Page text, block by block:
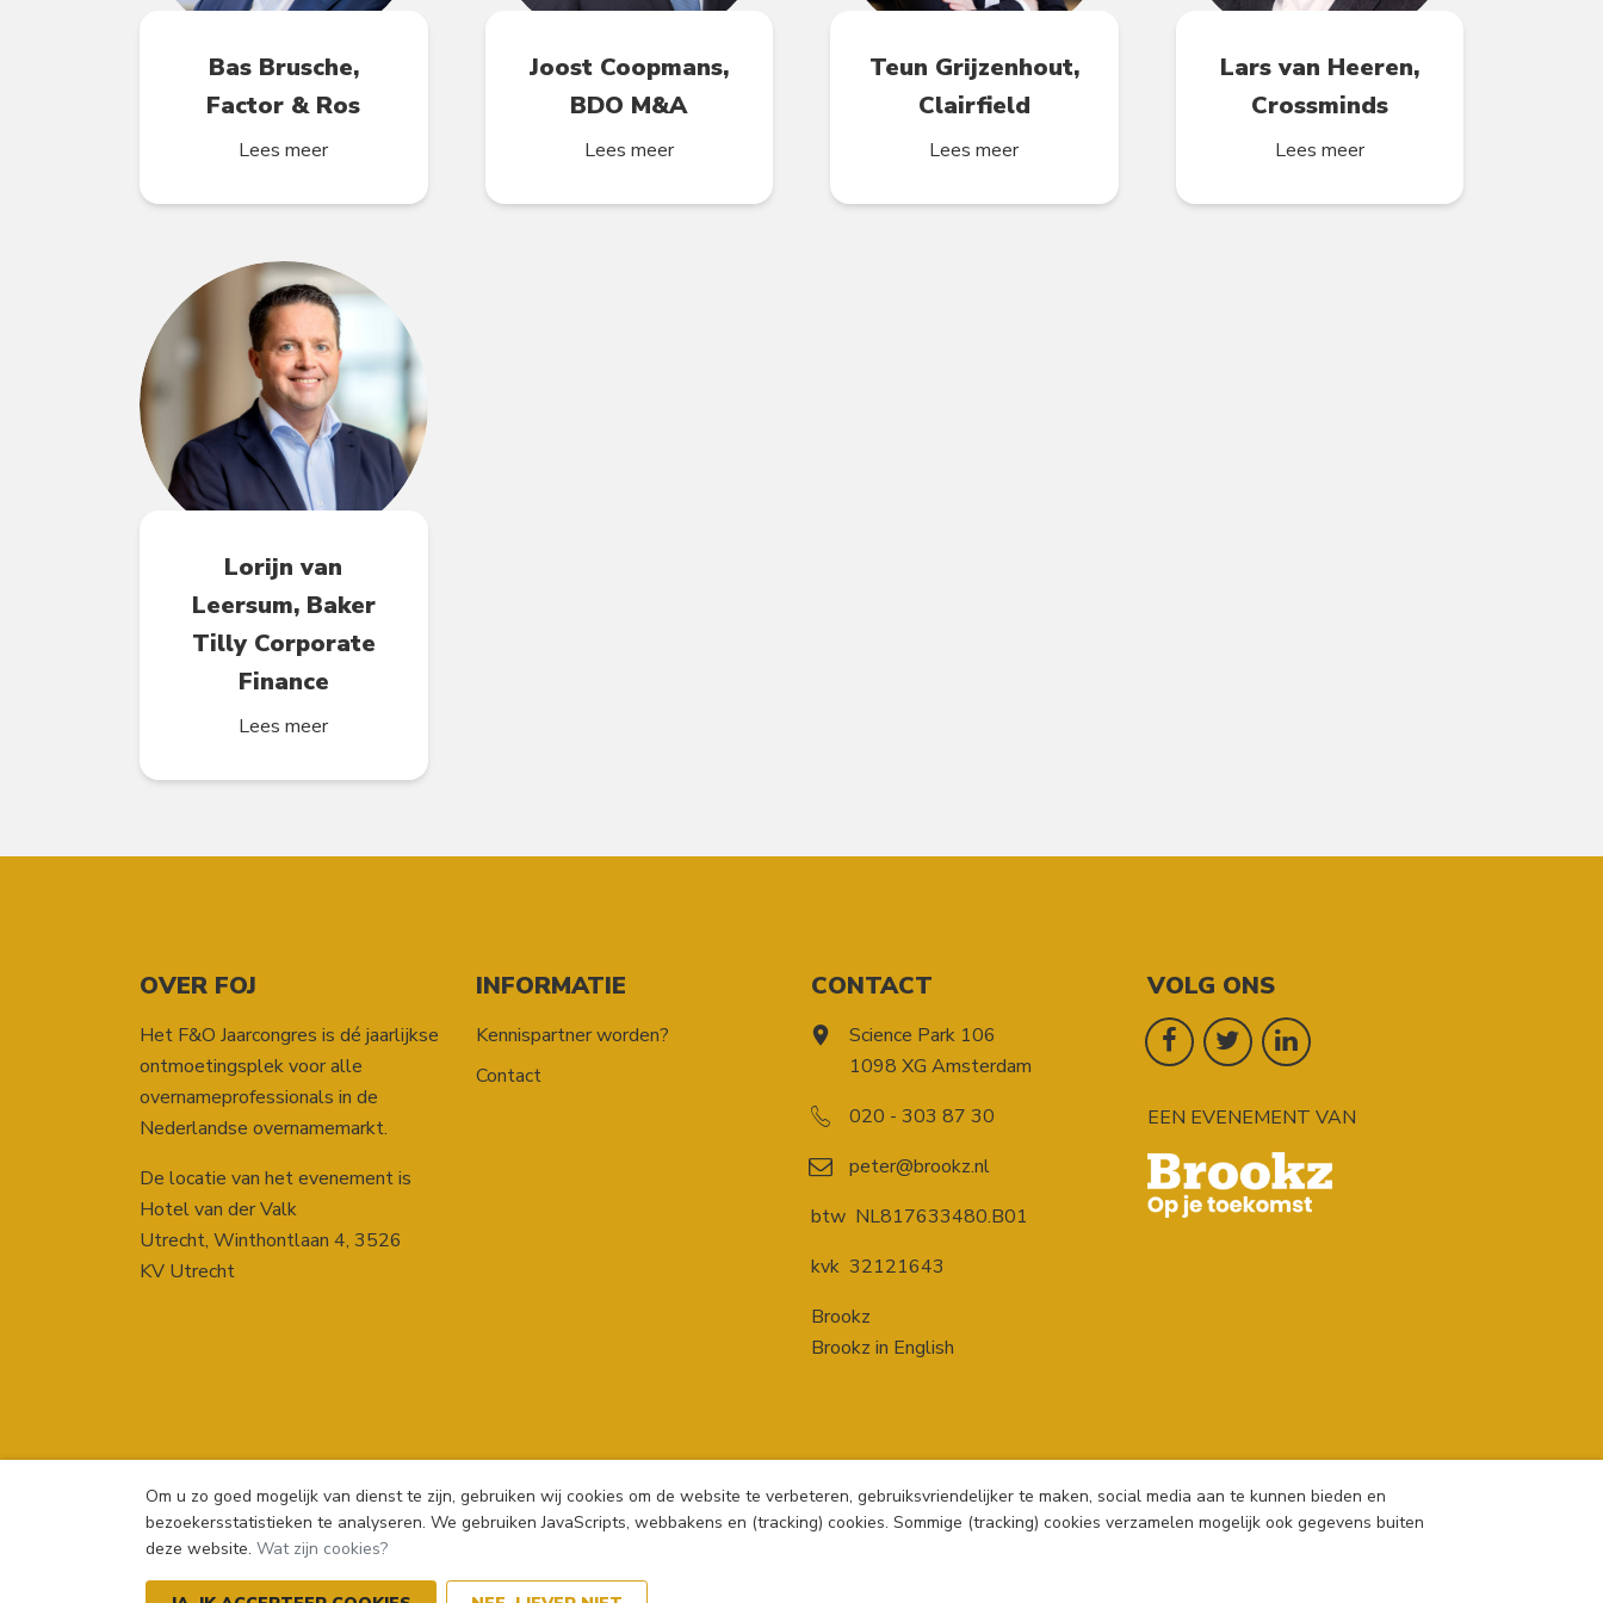
Bas Brusche,
Factor & Ros
Lees meer
Joost Coopmans,
BDO M&A
Lees meer
Teun Grijzenhout,
Clairfield
Lees meer
Lars van Heeren,
Crossminds
Lees meer
Lorijn van
Leersum, Baker
Tilly Corporate
Finance
Lees meer
OVER FOJ
Het F&O Jaarcongres is dé jaarlijkse
ontmoetingsplek voor alle
overnameprofessionals in de
Nederlandse overnamemarkt.
De locatie van het evenement is
Hotel van der Valk
Utrecht, Winthontlaan 4, 3526
KV Utrecht
INFORMATIE
Kennispartner worden?
Contact
CONTACT
Science Park 106
1098 XG Amsterdam
020 - 303 87 30
peter@brookz.nl
btw NL817633480.B01
kvk 32121643
Brookz
Brookz in English
VOLG ONS
EEN EVENEMENT VAN
Om u zo goed mogelijk van dienst te zijn, gebruiken wij cookies om de website te verbeteren, gebruiksvriendelijker te maken, social media aan te kunnen bieden en
bezoekersstatistieken te analyseren. We gebruiken JavaScripts, webbakens en (tracking) cookies. Sommige (tracking) cookies verzamelen mogelijk ook gegevens buiten
deze website. Wat zijn cookies?